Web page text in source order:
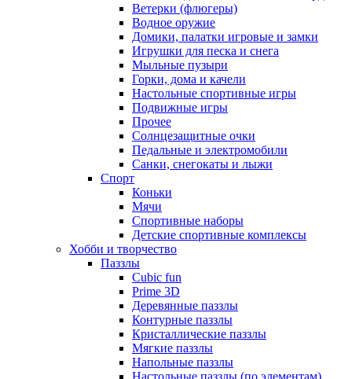
Ветерки (флюгеры)
Водное оружие
Домики, палатки игровые и замки
Игрушки для песка и снега
Мыльные пузыри
Горки, дома и качели
Настольные спортивные игры
Подвижные игры
Прочее
Солнцезащитные очки
Педальные и электромобили
Санки, снегокаты и лыжи
Спорт
Коньки
Мячи
Спортивные наборы
Детские спортивные комплексы
Хобби и творчество
Паззлы
Cubic fun
Prime 3D
Деревянные паззлы
Контурные паззлы
Кристаллические паззлы
Мягкие паззлы
Напольные паззлы
Настольные паззлы (по элементам)